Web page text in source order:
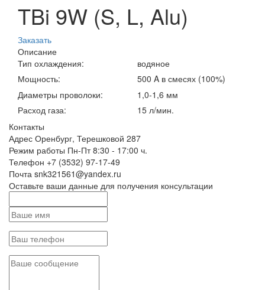
TBi 9W (S, L, Alu)
Заказать
Описание
Тип охлаждения:
водяное
Мощность:
500 A в смесях (100%)
Диаметры проволоки:
1,0-1,6 мм
Расход газа:
15 л/мин.
Контакты
Адрес Оренбург, Терешковой 287
Режим работы Пн-Пт 8:30 - 17:00 ч.
Телефон +7 (3532) 97-17-49
Почта snk321561@yandex.ru
Оставьте ваши данные для получения консультации